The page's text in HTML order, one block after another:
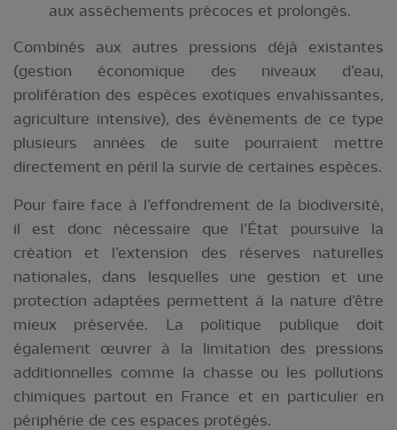
aux assèchements précoces et prolongés.
Combinés aux autres pressions déjà existantes
(gestion économique des niveaux d’eau,
prolifération des espèces exotiques envahissantes,
agriculture intensive), des évènements de ce type
plusieurs années de suite pourraient mettre
directement en péril la survie de certaines espèces.
Pour faire face à l’effondrement de la biodiversité,
il est donc nécessaire que l’État poursuive la
création et l’extension des réserves naturelles
nationales, dans lesquelles une gestion et une
protection adaptées permettent à la nature d’être
mieux préservée. La politique publique doit
également œuvrer à la limitation des pressions
additionnelles comme la chasse ou les pollutions
chimiques partout en France et en particulier en
périphérie de ces espaces protégés.